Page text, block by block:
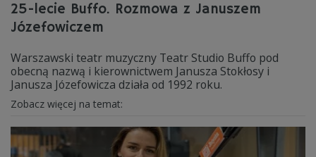
25-lecie Buffo. Rozmowa z Januszem
Józefowiczem
Warszawski teatr muzyczny Teatr Studio Buffo pod
obecną nazwą i kierownictwem Janusza Stokłosy i
Janusza Józefowicza działa od 1992 roku.
Zobacz więcej na temat: